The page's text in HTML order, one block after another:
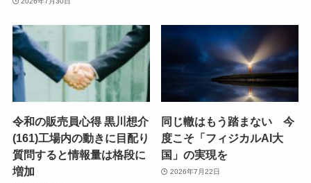
令和の販売員心得 黒川想介
(161)工場内の動きに目配り
質問すると情報量は格段に
増加
同じ轍はもう踏まない 今
度こそ「フィジカルAI大
国」の実現を
2026年7月22日